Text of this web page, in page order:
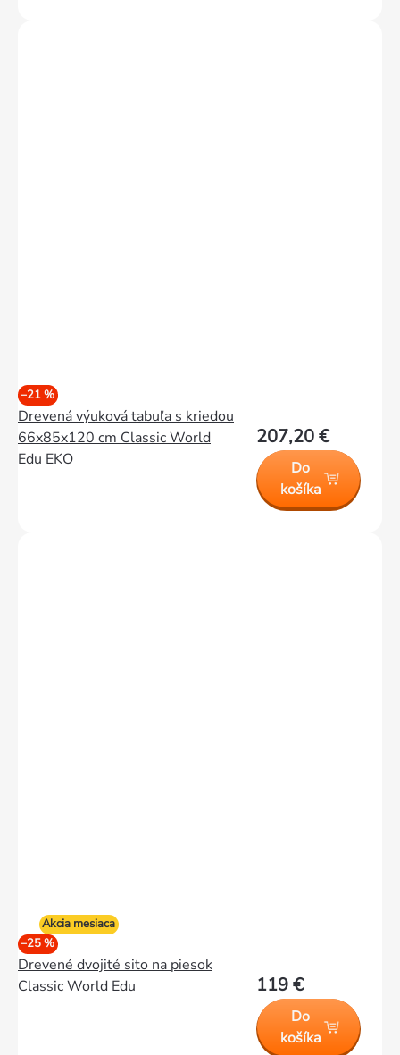
–21 %
Drevená výuková tabuľa s kriedou
66x85x120 cm Classic World
Edu EKO
207,20 €
Do
košíka
Akcia mesiaca
–25 %
Drevené dvojité sito na piesok
Classic World Edu
119 €
Do
košíka